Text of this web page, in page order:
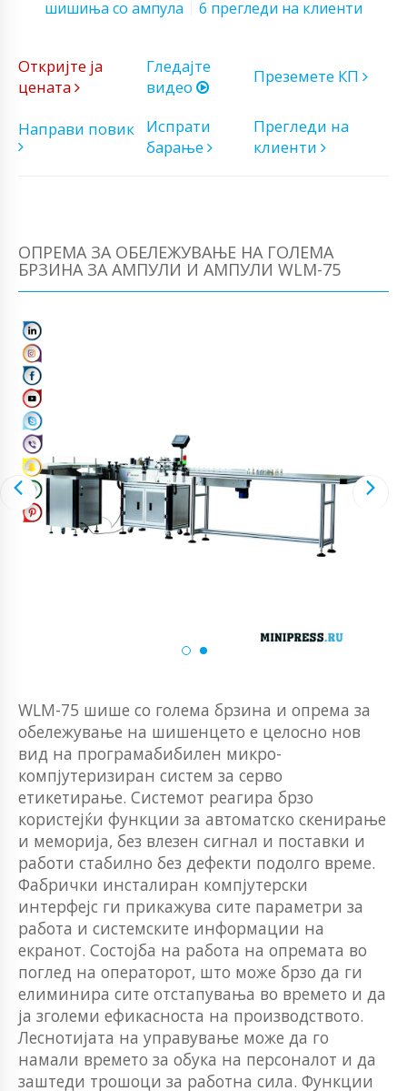
шишиња со ампула
6 прегледи на клиенти
Откријте ја
цената
Гледајте
видео
Преземете КП
Направи повик
Испрати
барање
Прегледи на
клиенти
ОПРЕМА ЗА ОБЕЛЕЖУВАЊЕ НА ГОЛЕМА
БРЗИНА ЗА АМПУЛИ И АМПУЛИ WLM-75
WLM-75 шише со голема брзина и опрема за
обележување на шишенцето е целосно нов
вид на програмабибилен микро-
компјутеризиран систем за серво
етикетирање. Системот реагира брзо
користејќи функции за автоматско скенирање
и меморија, без влезен сигнал и поставки и
работи стабилно без дефекти подолго време.
Фабрички инсталиран компјутерски
интерфејс ги прикажува сите параметри за
работа и системските информации на
екранот. Состојба на работа на опремата во
поглед на операторот, што може брзо да ги
елиминира сите отстапувања во времето и да
ја зголеми ефикасноста на производството.
Леснотијата на управување може да го
намали времето за обука на персоналот и да
заштеди трошоци за работна сила. Функции